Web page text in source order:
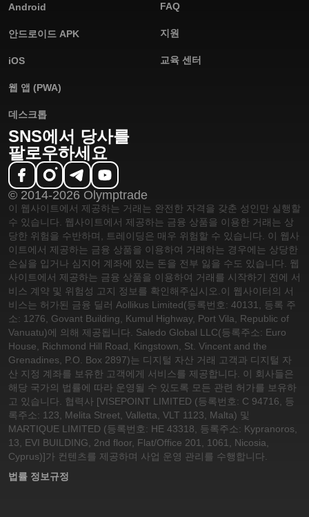
Android
안드로이드 APK
iOS
웹 앱 (PWA)
데스크톱
FAQ
지원
교육 센터
SNS에서 당사를
팔로우하세요
© 2014-2026 Olymptrade
이 웹사이트에서 제공하는 거래는 완전한 자격을 갖춘 성인만 실행할
수 있습니다. 웹사이트에서 제공하는 금융 상품을 이용한 거래는 상
당한 위험을 수반하며, 트레이딩은 매우 위험할 수 있습니다. 이 웹사
이트에서 제공하는 금융 상품을 이용하여 거래하는 경우에는 상당한
손실을 입거나 심지어 계좌에 있는 돈을 전부 잃을 수도 있습니다. 웹
사이트에서 제공하는 금융 상품을 이용하여 거래를 시작하기 전에 서
비스 계약 및 위험성 고지 정보를 확인해주십시오. 이 웹사이터의 서
비스는 허가된 금융 딜러 Aollikus Limited(등록번호: 40131, 등록 주
소: 1276, Govant Building, Kumul Highway, Port Vila, Republic of
Vanuatu)에 의해 제공됩니다. Saledo Global LLC(등록주소: Euro
House, Richmond Hill Road, Kingstown, St. Vincent and the
Grenadines, P.O. Box 2897)는 디지털 자산 거래 고객과 디지털 자
산 지정 계좌를 보유한 고객에게 서비스를 제공합니다. 이 회사들은
해당 국가의 법률에 따라 운영될 수 있도록 모든 관련 허가를 보유하
고 있습니다. 협력사 [VISEPOINT LIMITED (등록번호: C 94716, 등
록주소: 123, Melita Street, Valletta, VLT 1123, Malta) 및
MARTIQUE LIMITED (등록번호: HE 43318, 등록주소: Kypranoros,
13, EVI BUILDING, 2nd floor, Flat/Office 201, 1061, Nicosia,
Cyprus)]가 컨텐츠를 제공하며 사업 운영 관리를 수행합니다.
법률 정보규정